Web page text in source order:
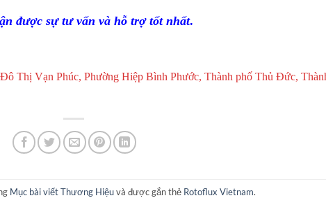
được sự tư vấn và hỗ trợ tốt nhất.
Thị Vạn Phúc, Phường Hiệp Bình Phước, Thành phố Thủ Đức,
Mục bài viết Thương Hiệuvà được gắn thẻ Rotoflux Vietnam.